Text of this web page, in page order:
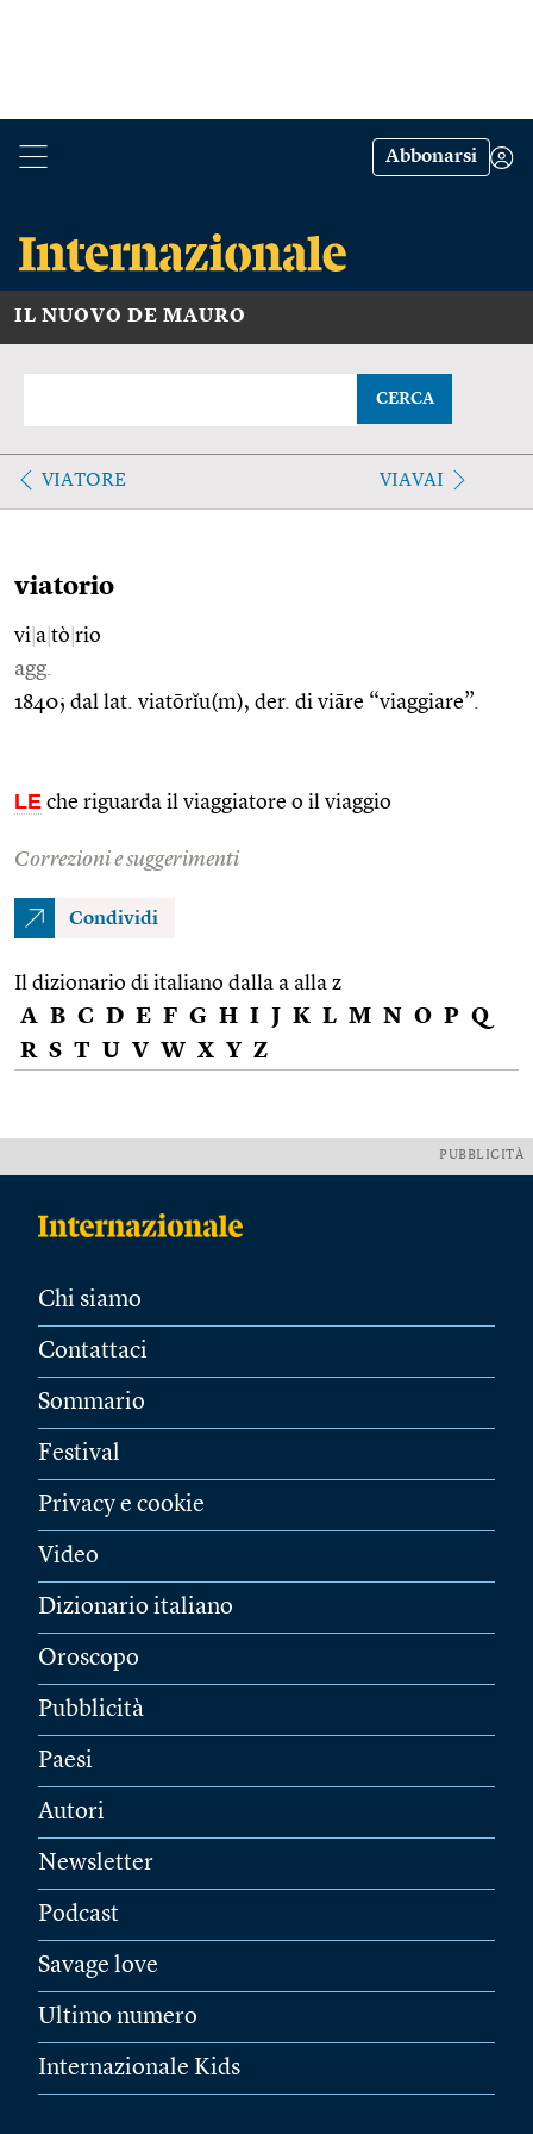
Abbonarsi
IL NUOVO DE MAURO
CERCA
VIATORE VIAVAI
viatorio
vi a tò rio
agg.
1840; dal lat. viatōrĭu(m), der. di viāre “viaggiare”.
LE che riguarda il viaggiatore o il viaggio
Correzioni e suggerimenti
Condividi
Il dizionario di italiano dalla a alla z
A B C D E F G H I J K L M N O P Q
R S T U V W X Y Z
PUBBLICITÀ
Chi siamo
Contattaci
Sommario
Festival
Privacy e cookie
Video
Dizionario italiano
Oroscopo
Pubblicità
Paesi
Autori
Newsletter
Podcast
Savage love
Ultimo numero
Internazionale Kids